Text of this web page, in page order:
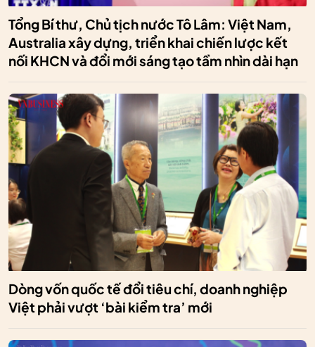
Tổng Bí thư, Chủ tịch nước Tô Lâm: Việt Nam,
Australia xây dựng, triển khai chiến lược kết
nối KHCN và đổi mới sáng tạo tầm nhìn dài hạn
Dòng vốn quốc tế đổi tiêu chí, doanh nghiệp
Việt phải vượt ‘bài kiểm tra’ mới